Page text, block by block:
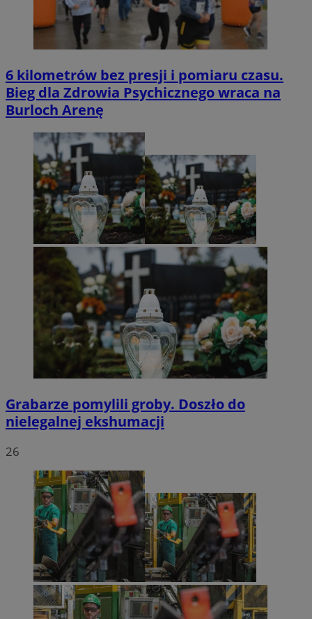
6 kilometrów bez presji i pomiaru czasu.
Bieg dla Zdrowia Psychicznego wraca na
Burloch Arenę
Grabarze pomylili groby. Doszło do
nielegalnej ekshumacji
26